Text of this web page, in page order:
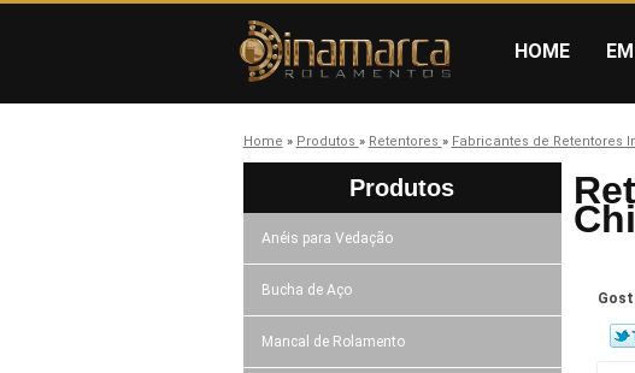
HOME
Home » Produtos » Retentores » Fabricantes de Retentores
Produtos
Anéis para Vedação
Bucha de Aço
Mancal de Rolamento